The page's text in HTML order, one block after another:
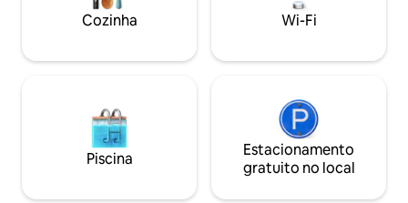
espreguiçadeiras
descontraído
Cozinha Wi-Fi
Piscina
Estacionamento
gratuito no local